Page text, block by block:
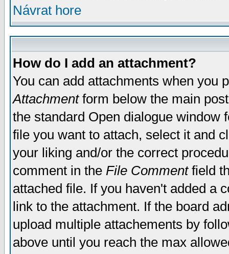
Návrat hore
How do I add an attachment?
You can add attachments when you
Attachmentform below the main
the standard Open dialogue window
file you want to attach, select it and
your liking and/or the correct
comment in the File Commentfield
attached file. If you haven't added a
link to the attachment. If the board
upload multiple attachements by
above until you reach the max